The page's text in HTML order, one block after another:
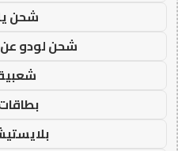
شحن
شحن لودو